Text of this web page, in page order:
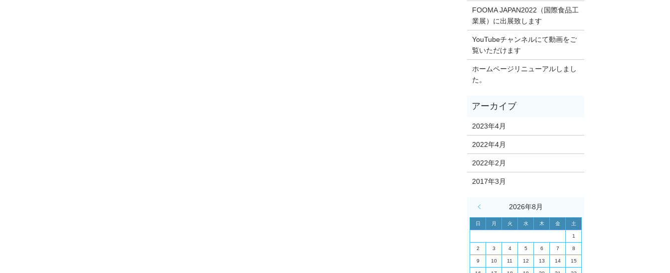
FOOMA JAPAN2022（国際食品工
業展）に出展致します
YouTubeチャンネルにて動画をご
覧いただけます
ホームページリニューアルしまし
た。
2023年4月
2022年4月
2022年2月
2017年3月
2026年8月
日 月 火 水 木 金 土
1
2 3 4 5 6 7 8
9 10 11 12 13 14 15